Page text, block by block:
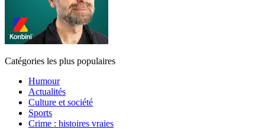
Catégories les plus populaires
Humour
Actualités
Culture et société
Sports
Crime : histoires vraies